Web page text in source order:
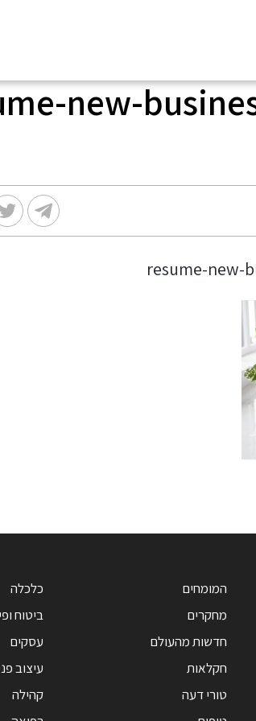
new-
המומחים
מחקרים
חדשות מהעולם
חקלאות
טורי דעה
כלכלה
ביטוח
עסקים
עיצוב
קהילה